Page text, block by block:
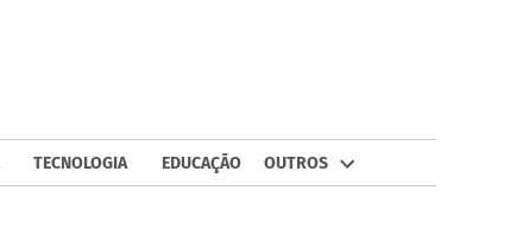
TECNOLOGIA EDUCAÇÃO OUTROS